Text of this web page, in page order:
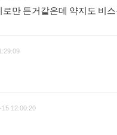
로만 든거같은데 약지도 비
15 12:00:20